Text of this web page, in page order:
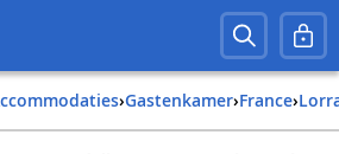
Accommodaties› Gastenkamer› france›